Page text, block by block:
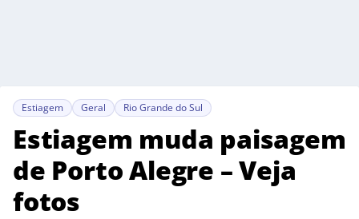
Estiagem Geral Rio Grande do Sul
Estiagem muda paisagem
de Porto Alegre – Veja
fotos